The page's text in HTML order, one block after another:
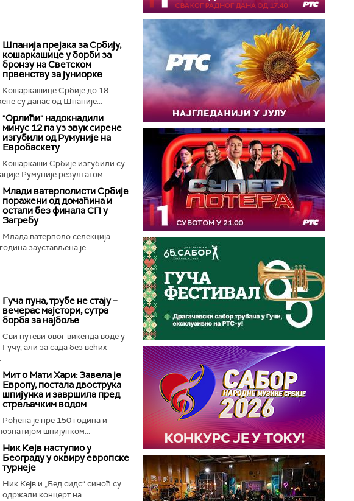
Шпанија прејакa за Србију,
кошаркашице у борби за
бронзу на Светском
првенству за јуниорке
Кошаркашице Србије до 18
су данас од Шпаније...
"Орлићи" надокнадили
минус 12 па уз звук сирене
изгубили од Румуније на
Евробаскету
Кошаркаши Србије изгубили су
Румуније резултатом...
Млади ватерполисти Србије
поражени од домаћина и
остали без финала СП у
Загребу
Млада ватерполо селекција
заустављена је...
Гуча пуна, трубе не стају –
вечерас мајстори, сутра
борба за најбоље
Сви путеви овог викенда воде у
Гучу, али за сада без већих
Мит о Мати Хари: Завела је
Европу, постала двострука
шпијунка и завршила пред
стрељачким водом
Рођена је пре 150 година и
шпијунком...
Ник Кејв наступио у
Београду у оквиру европске
турнеје
Ник Кејв и „Бед сидс“ синоћ су
одржали концерт на